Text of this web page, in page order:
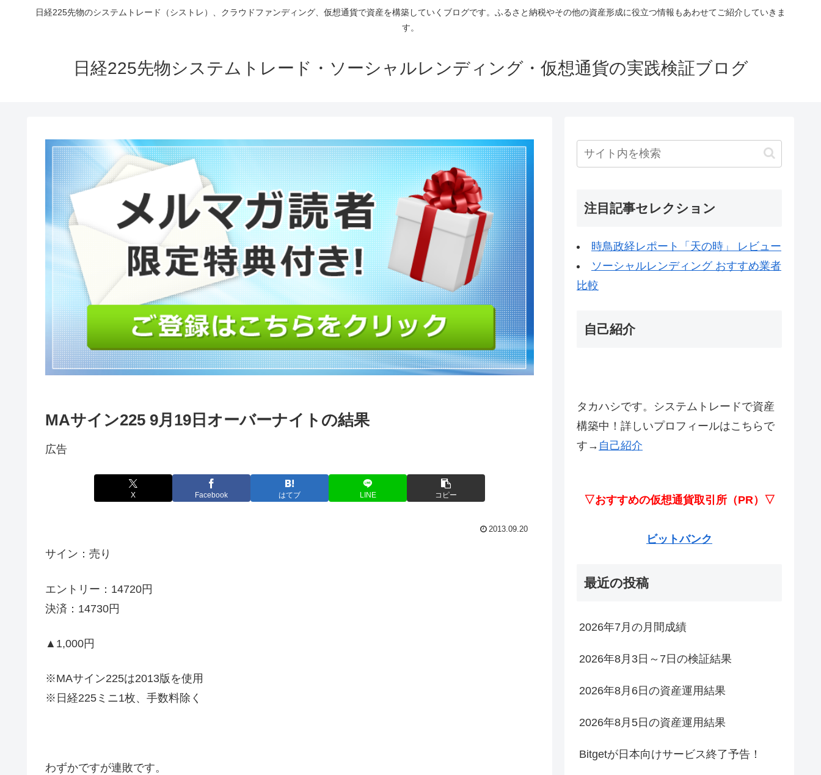
日経225先物のシステムトレード（シストレ）、クラウドファンディング、仮想通貨で資産を構築していくブログです。ふるさと納税やその他の資産形成に役立つ情報もあわせてご紹介していきま
す。
日経225先物システムトレード・ソーシャルレンディング・仮想通貨の実践検証ブログ
MAサイン225 9月19日オーバーナイトの結果
広告
X Facebook はてブ LINE コピー
2013.09.20
サイン：売り
エントリー：14720円
決済：14730円
▲1,000円
※MAサイン225は2013版を使用
※日経225ミニ1枚、手数料除く
わずかですが連敗です。
注目記事セレクション
時鳥政経レポート「天の時」 レビュー
ソーシャルレンディング おすすめ業者
比較
自己紹介
タカハシです。システムトレードで資産
構築中！詳しいプロフィールはこちらで
す→ 自己紹介
▽おすすめの仮想通貨取引所（PR）▽
ビットバンク
最近の投稿
2026年7月の月間成績
2026年8月3日～7日の検証結果
2026年8月6日の資産運用結果
2026年8月5日の資産運用結果
Bitgetが日本向けサービス終了予告！